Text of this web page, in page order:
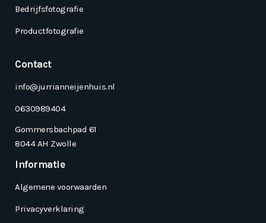
Bedrijfsfotografie
Productfotografie
Contact
info@jurrianneijenhuis.nl
0630989404
Gommersbachpad 61
8044 AH Zwolle
Informatie
Algemene voorwaarden
Privacyverklaring